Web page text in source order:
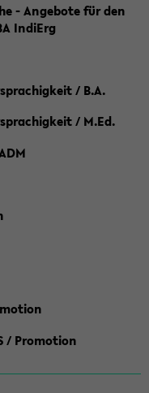
- Angebote für den
IndiErg
/ B.A.
/ M.Ed.
/ Promotion